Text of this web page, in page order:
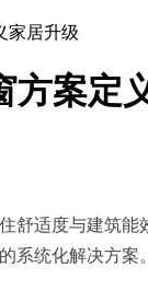
家居升级
方案定
适度与建筑
系统化解决方